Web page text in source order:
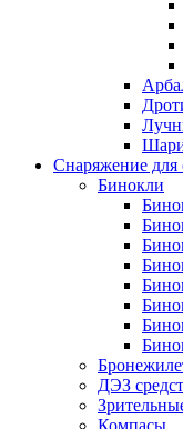
Снаряжение для
Бинокли
ДЭЗ
Компасы